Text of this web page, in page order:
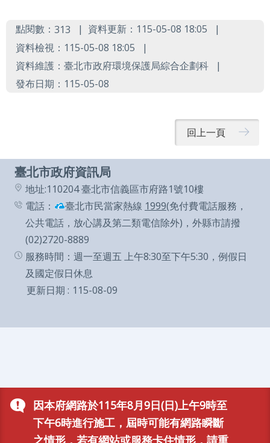
因本府網路於115年8月9日(日)上午9時至
下午6時進行施工，屆時可能有網路瞬斷
之情形，若有網站或服務卡住情形，請重
統
常
北
通
政
站
隱
點閱數： 313
資料更新：115-05-08 18:05
資料檢視：115-05-08 18:05
資料維護：臺北市政府環境保護局綜合企劃科
發布日期：115-05-08
回上一頁
臺北市政府資訊局
地址:110204 臺北市信義區市府路1號10樓
電話：
臺北市民當家熱線 1999(免付費電話服務，
公共電話，放心講及第二類電信除外)，外縣市請撥
(02)2720-8889
服務時間：週一至週五 上午8:30至下午5:30，例假日
及國定假日休息
更新日期
115-08-09